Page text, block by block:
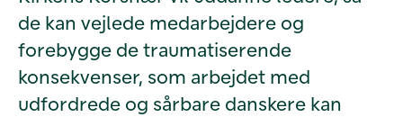
de kan vejlede medarbejdere og
forebygge de traumatiserende
konsekvenser, som arbejdet med
udfordrede og sårbare danskere kan